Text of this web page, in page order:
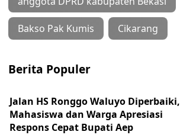
Bakso Pak Kumis Cikarang
Berita Populer
Jalan HS Ronggo Waluyo Diperbaiki,
Mahasiswa dan Warga Apresiasi
Respons Cepat Bupati Aep